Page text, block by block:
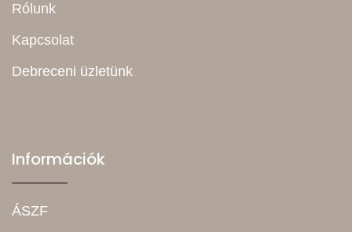
Rólunk
Kapcsolat
Debreceni üzletünk
Információk
ÁSZF